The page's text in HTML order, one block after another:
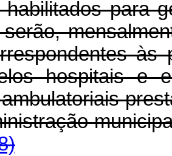
habilitados para
hospitais e